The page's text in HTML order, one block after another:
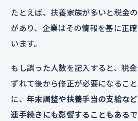
たとえば、扶養家族が多いと税金
があり、企業はその情報を基に正
います。
もし誤った人数を記入すると、税
ずれて後から修正が必要になるこ
に、年末調整や扶養手当の支給な
連手続きにも影響することもある